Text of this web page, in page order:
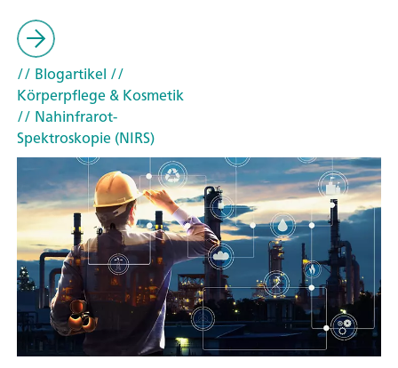
// Blogartikel //
Körperpflege & Kosmetik
// Nahinfrarot-
Spektroskopie (NIRS)